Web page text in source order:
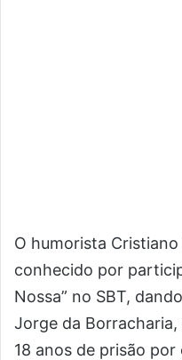
O humorista Cristiano
conhecido por
Nossa” no SBT,
Jorge da
18 anos de prisão